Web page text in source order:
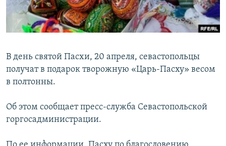
ПОБЕДИТЕЛЕЙ НЕ СУДЯТ?
КРЫМ.НЕПОКОРЕННЫЙ
ПРИСОЕДИНЯЙТЕСЬ!
Все сайты RFE/RL
В день святой Пасхи, 20 апреля, севастопольцы
получат в подарок творожную «Царь-Пасху» весом
в полтонны.
Об этом сообщает пресс-служба Севастопольской
горгосадминистрации.